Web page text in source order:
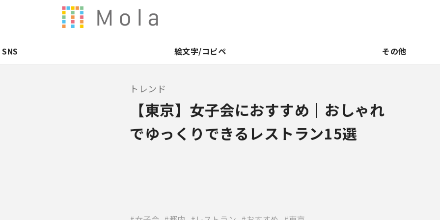
SNS 絵文字/コピペ その他
トレンド
【東京】女子会におすすめ｜おしゃれ
でゆっくりできるレストラン15選